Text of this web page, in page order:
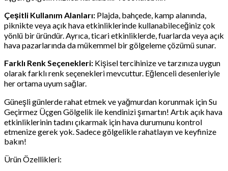
Çeşitli Kullanım Alanları: Plajda, bahçede, kamp alanında,
piknikte veya açık hava etkinliklerinde kullanabileceğiniz çok
yönlü bir üründür. Ayrıca, ticari etkinliklerde, fuarlarda veya açık
hava pazarlarında da mükemmel bir gölgeleme çözümü sunar.
Farklı Renk Seçenekleri: Kişisel tercihinize ve tarzınıza uygun
olarak farklı renk seçenekleri mevcuttur. Eğlenceli desenleriyle
her ortama uyum sağlar.
Güneşli günlerde rahat etmek ve yağmurdan korunmak için Su
Geçirmez Üçgen Gölgelik ile kendinizi şımartın! Artık açık hava
etkinliklerinin tadını çıkarmak için hava durumunu kontrol
etmenize gerek yok. Sadece gölgelikle rahatlayın ve keyfinize
bakın!
Ürün Özellikleri: